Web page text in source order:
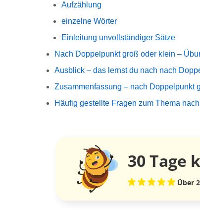
Aufzählung
einzelne Wörter
Einleitung unvollständiger Sätze
Nach Doppelpunkt groß oder klein –
Ausblick – das lernst du nach nach
Zusammenfassung – nach Doppelpunkt
Häufig gestellte Fragen zum Thema
30 Tage
Über